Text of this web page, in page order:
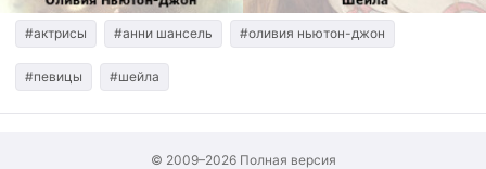
Поиск
#актрисы #анни шансель #оливия ньютон-джон
#певицы #шейла
© 2009–2026 Полная версия